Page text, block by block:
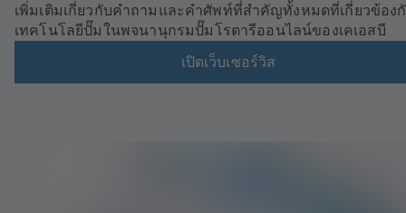
เพิ่มเติมเกี่ยวกับคำถามและคำศัพท์ที่สำคัญทั้งหมดที่เกี่ยวข้อง
เทคโนโลยีปั๊มในพจนานุกรมปั๊มโรตารีออนไลน์ของเคเอสบี
เปิดเว็บเซอร์วิส